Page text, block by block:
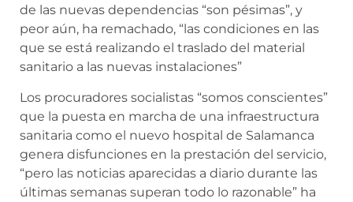
de las nuevas dependencias “son pésimas”, y
peor aún, ha remachado, “las condiciones en las
que se está realizando el traslado del material
sanitario a las nuevas instalaciones”
Los procuradores socialistas “somos conscientes”
que la puesta en marcha de una infraestructura
sanitaria como el nuevo hospital de Salamanca
genera disfunciones en la prestación del servicio,
“pero las noticias aparecidas a diario durante las
últimas semanas superan todo lo razonable” ha